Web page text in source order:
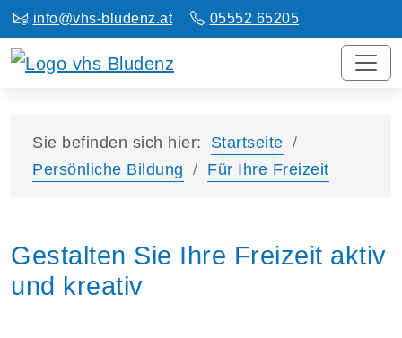
info@vhs-bludenz.at 05552 65205
Sie befinden sich hier:
Startseite
Persönliche Bildung
Für Ihre Freizeit
Gestalten Sie Ihre Freizeit aktiv
und kreativ